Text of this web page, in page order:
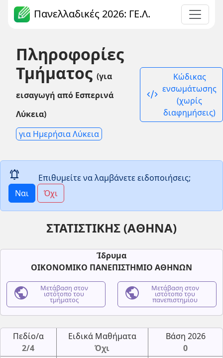
Πανελλαδικές 2026: ΓΕ.Λ.
Πληροφορίες
Τμήματος (για
εισαγωγή από Εσπερινά
Λύκεια)
για Ημερήσια Λύκεια
code_xml
Κώδικας
ενσωμάτωσης
(χωρίς
διαφημήσεις)
notifications_active
Επιθυμείτε να λαμβάνετε ειδοποιήσεις;
Ναι
Όχι
ΣΤΑΤΙΣΤΙΚΗΣ (ΑΘΗΝΑ)
Ίδρυμα
ΟΙΚΟΝΟΜΙΚΟ ΠΑΝΕΠΙΣΤΗΜΙΟ ΑΘΗΝΩΝ
public Μετάβαση στον
ιστότοπο του
τμήματος public Μετάβαση στον
ιστότοπο του
πανεπιστημίου
Πεδίο/α
2/4
Ειδικά Μαθήματα
Όχι
Βάση 2026
0